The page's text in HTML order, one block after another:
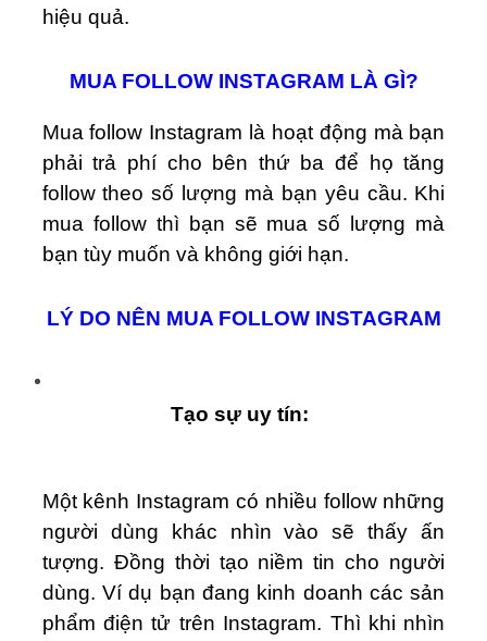
hiệu quả.
MUA FOLLOW INSTAGRAM LÀ GÌ?
Mua follow Instagram là hoạt động mà bạn
phải trả phí cho bên thứ ba để họ tăng
follow theo số lượng mà bạn yêu cầu. Khi
mua follow thì bạn sẽ mua số lượng mà
bạn tùy muốn và không giới hạn.
LÝ DO NÊN MUA FOLLOW INSTAGRAM
Tạo sự uy tín:
Một kênh Instagram có nhiều follow những
người dùng khác nhìn vào sẽ thấy ấn
tượng. Đồng thời tạo niềm tin cho người
dùng. Ví dụ bạn đang kinh doanh các sản
phẩm điện tử trên Instagram. Thì khi nhìn